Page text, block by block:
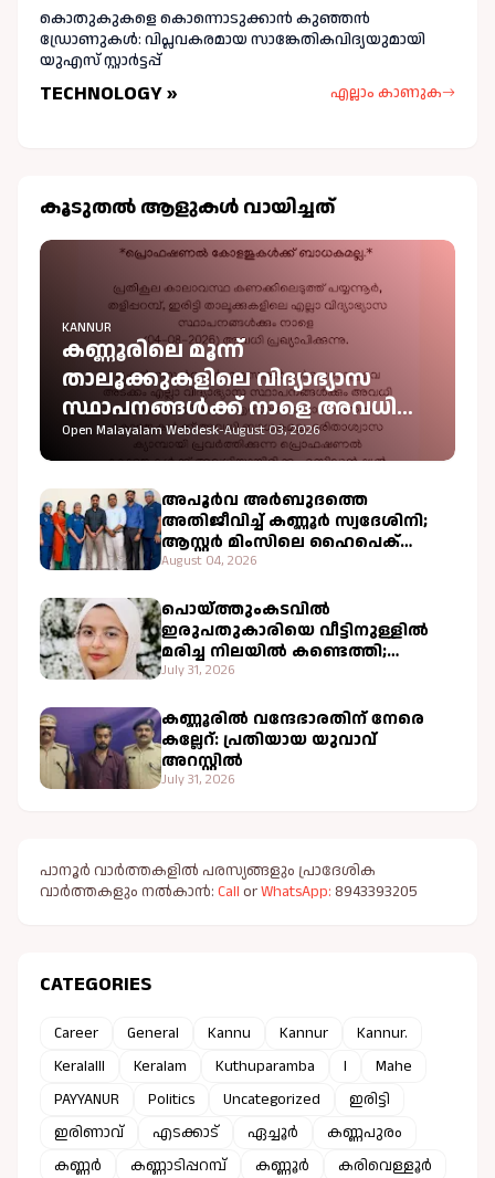
കൊതുകുകളെ കൊന്നൊടുക്കാൻ കുഞ്ഞൻ
ഡ്രോണുകൾ: വിപ്ലവകരമായ സാങ്കേതികവിദ്യയുമായി
യുഎസ് സ്റ്റാർട്ടപ്പ്
TECHNOLOGY » എല്ലാം കാണുക
കൂടുതല്‍ ആളുകള്‍ വായിച്ചത്
KANNUR
കണ്ണൂരിലെ മൂന്ന്
താലൂക്കുകളിലെ വിദ്യാഭ്യാസ
സ്ഥാപനങ്ങൾക്ക് നാളെ അവധി
പ്രഖ്യാപിച്ചു
Open Malayalam Webdesk-August 03, 2026
അപൂർവ അർബുദത്തെ
അതിജീവിച്ച് കണ്ണൂർ സ്വദേശിനി;
ആസ്റ്റർ മിംസിലെ ഹൈപെക്
ചികിത്സ വിജയകരം
August 04, 2026
പൊയ്ത്തുംകടവിൽ
ഇരുപതുകാരിയെ വീട്ടിനുള്ളിൽ
മരിച്ച നിലയിൽ കണ്ടെത്തി;
വളപട്ടണം പോലീസ് അന്വേഷണം
July 31, 2026
കണ്ണൂരിൽ വന്ദേഭാരതിന് നേരെ
കല്ലേറ്: പ്രതിയായ യുവാവ്
അറസ്റ്റിൽ
July 31, 2026
പാനൂർ വാർത്തകളിൽ പരസ്യങ്ങളും പ്രാദേശിക
വാർത്തകളും നൽകാൻ: Call orWhatsApp: 8943393205
CATEGORIES
Career General Kannu Kannur
Kannur.
Keralalll
Keralam Kuthuparamba l
Mahe
PAYYANUR
Politics Uncategorized
ഇരിട്ടി
ഇരിണാവ്
എടക്കാട് ഏച്ചൂർ
കണ്ണപുരം
കണ്ണർ
കണ്ണാടിപ്പറമ്പ് കണ്ണൂർ
കരിവെള്ളൂർ